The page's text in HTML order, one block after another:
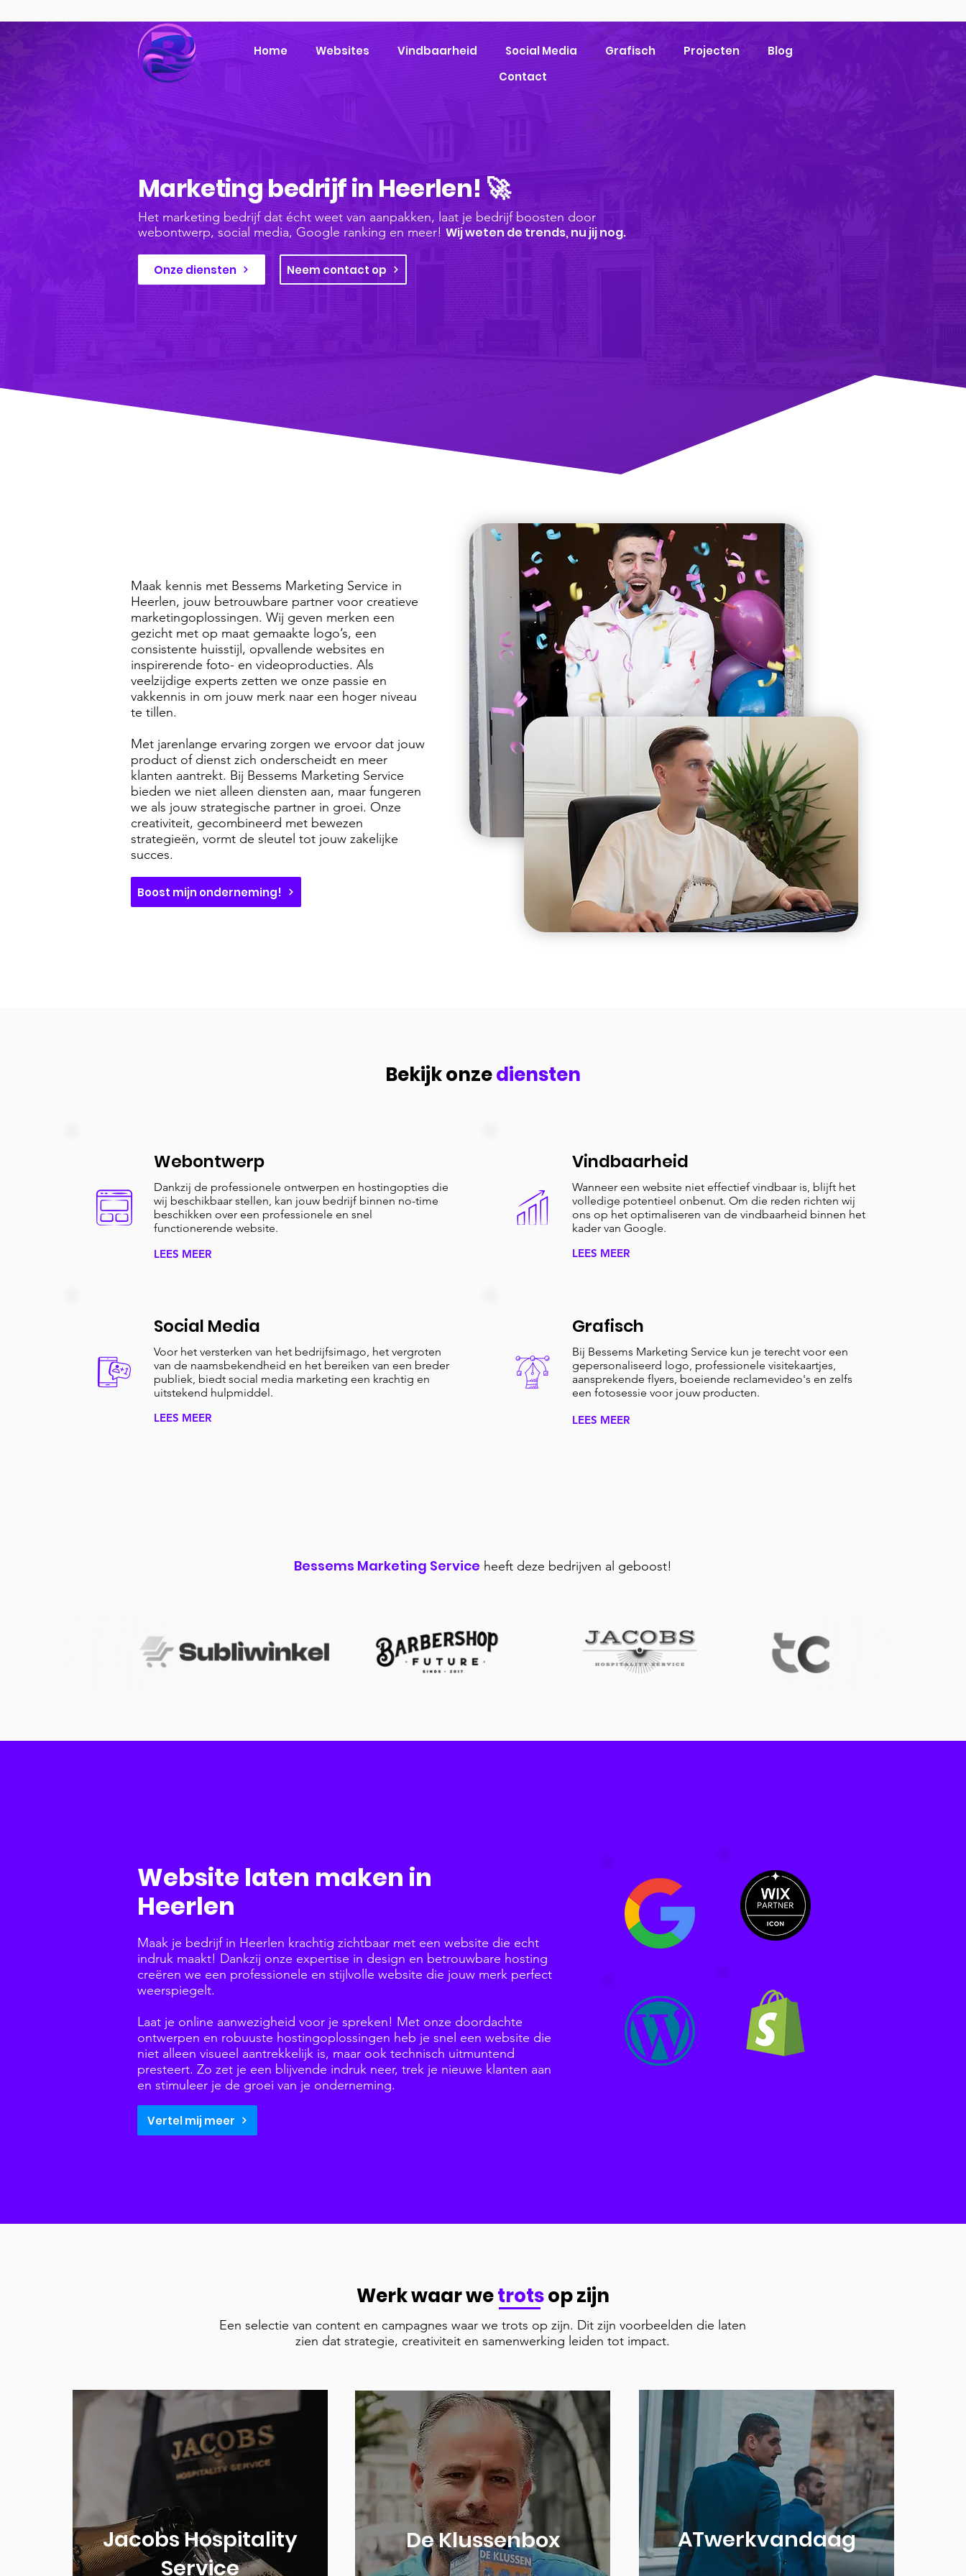
Home Websites Vindbaarheid Social Media Grafisch Projecten
Blog
Contact
Maak kennis met Bessems Marketing Service in
Heerlen, jouw betrouwbare partner voor creatieve
marketingoplossingen. Wij geven merken een
gezicht met op maat gemaakte logo’s, een
consistente huisstijl, opvallende websites en
inspirerende foto- en videoproducties. Als
veelzijdige experts zetten we onze passie en
vakkennis in om jouw merk naar een hoger niveau
te tillen.
Met jarenlange ervaring zorgen we ervoor dat jouw
product of dienst zich onderscheidt en meer
klanten aantrekt. Bij Bessems Marketing Service
bieden we niet alleen diensten aan, maar fungeren
we als jouw strategische partner in groei. Onze
creativiteit, gecombineerd met bewezen
strategieën, vormt de sleutel tot jouw zakelijke
succes.
Boost mijn onderneming!
Marketing bedrijf in Heerlen! 🚀
Het marketing bedrijf dat écht weet van aanpakken, laat je bedrijf boosten door
webontwerp, social media, Google ranking en meer! Wij weten de trends, nu jij nog.
Onze diensten Neem contact op
Bekijk onzediensten
Webontwerp
Dankzij de professionele ontwerpen en hostingopties die
wij beschikbaar stellen, kan jouw bedrijf binnen no-time
beschikken over een professionele en snel
functionerende website.
LEES MEER
Vindbaarheid
Wanneer een website niet effectief vindbaar is, blijft het
volledige potentieel onbenut. Om die reden richten wij
ons op het optimaliseren van de vindbaarheid binnen het
kader van Google.
LEES MEER
Social Media
Voor het versterken van het bedrijfsimago, het vergroten
van de naamsbekendheid en het bereiken van een breder
publiek, biedt social media marketing een krachtig en
uitstekend hulpmiddel.
LEES MEER
Grafisch
Bij Bessems Marketing Service kun je terecht voor een
gepersonaliseerd logo, professionele visitekaartjes,
aansprekende flyers, boeiende reclamevideo's en zelfs
een fotosessie voor jouw producten.
LEES MEER
Bessems Marketing Service heeft deze bedrijven al geboost!
Website laten maken in
Heerlen
Maak je bedrijf in Heerlen krachtig zichtbaar met een website die echt
indruk maakt! Dankzij onze expertise in design en betrouwbare hosting
creëren we een professionele en stijlvolle website die jouw merk perfect
weerspiegelt.
Laat je online aanwezigheid voor je spreken! Met onze doordachte
ontwerpen en robuuste hostingoplossingen heb je snel een website die
niet alleen visueel aantrekkelijk is, maar ook technisch uitmuntend
presteert. Zo zet je een blijvende indruk neer, trek je nieuwe klanten aan
en stimuleer je de groei van je onderneming.
Vertel mij meer
Werk waar wetrotsop zijn
Een selectie van content en campagnes waar we trots op zijn. Dit zijn voorbeelden die laten
zien dat strategie, creativiteit en samenwerking leiden tot impact.
Jacobs Hospitality
Service
De Klussenbox ATwerkvandaag